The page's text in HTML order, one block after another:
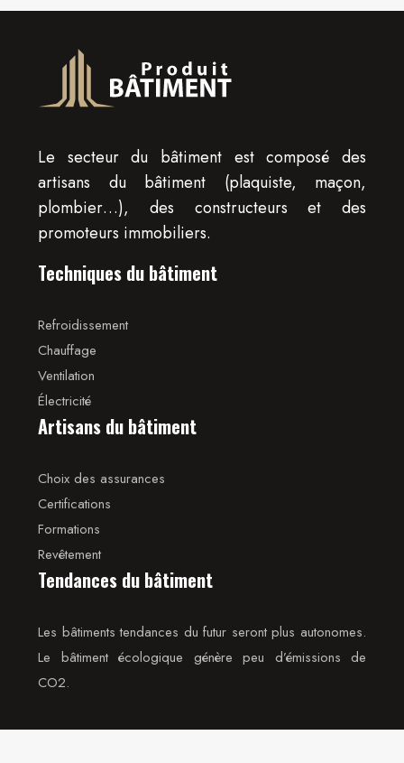
Le secteur du bâtiment est composé des
artisans du bâtiment (plaquiste, maçon,
plombier…), des constructeurs et des
promoteurs immobiliers.
Techniques du bâtiment
Refroidissement
Chauffage
Ventilation
Électricité
Artisans du bâtiment
Choix des assurances
Certifications
Formations
Revêtement
Tendances du bâtiment
Les bâtiments tendances du futur seront plus autonomes.
Le bâtiment écologique génère peu d’émissions de
CO2.